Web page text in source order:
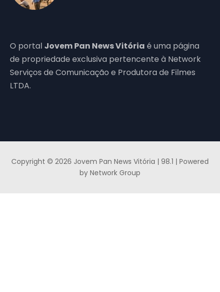
O portal Jovem Pan News Vitória é uma página
de propriedade exclusiva pertencente à Network
Serviços de Comunicação e Produtora de Filmes
LTDA.
Copyright © 2026 Jovem Pan News Vitória | 98.1 | Powered
by Network Group